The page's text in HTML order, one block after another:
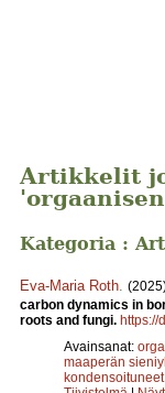
Artikkelit
Kategoria :
Eva-Maria Roth
carbon dynamics in
roots and fungi. https://
Avainsanat:
maaperän